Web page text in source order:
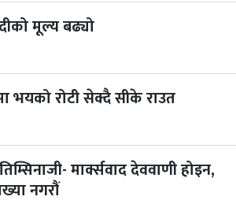
मूल्य बढ्यो
भयको रोटी सेक्दै सीके राउत
मार्क्सवाद देववाणी होइन,
नगरौं